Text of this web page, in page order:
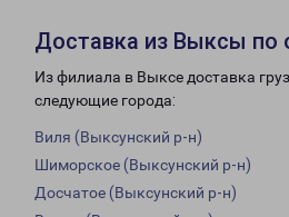
Доставка из Выксы по
Из филиала в Выксе доставка
следующие города:
Виля (Выксунский р-н)
Шиморское (Выксунский р-н)
Досчатое (Выксунский р-н)